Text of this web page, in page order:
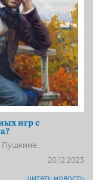
игр с
20.12.2023
читать новость